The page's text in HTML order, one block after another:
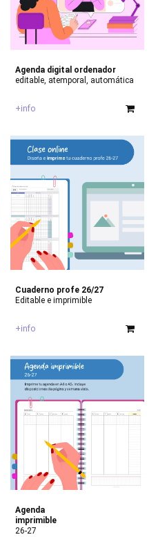
Agenda digital ordenador
editable, atemporal, automática
+info
Cuaderno profe 26/27
Editable e imprimible
+info
Agenda
imprimible
26-27